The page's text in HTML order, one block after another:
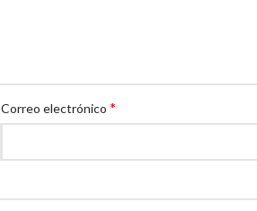
Correo electrónico *